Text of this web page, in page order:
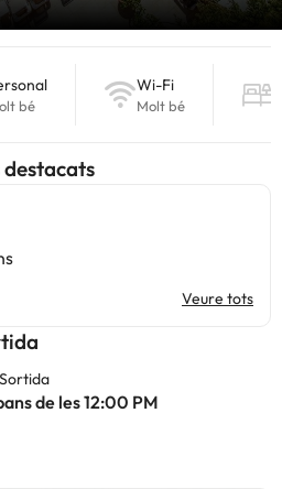
bé
Wi-Fi
Molt bé
destacats
Veure tots
Sortida
de les 12:00 PM